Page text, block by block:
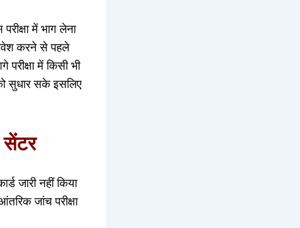
में भाग लेना
करने से पहले
में किसी भी
सुधार सके इसलिए
सेंटर
जारी नहीं किया
जांच परीक्षा